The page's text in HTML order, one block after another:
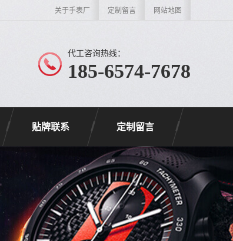
关于手表厂 定制留言 网站地图
代工咨询热线：
185-6574-7678
贴牌联系 定制留言